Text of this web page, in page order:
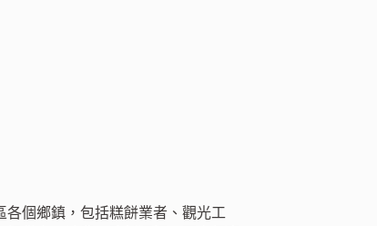
個鄉鎮，包括糕餅業者、觀光工